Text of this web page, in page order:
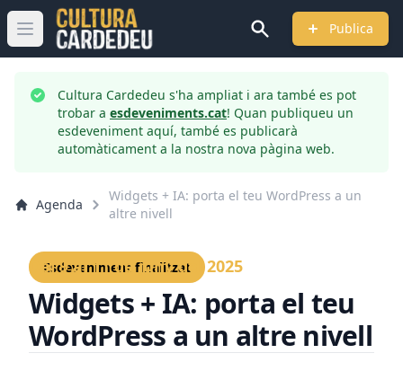
Obrir menú principal Publica
Cultura Cardedeu s'ha ampliat i ara també es pot
trobar a esdeveniments.cat! Quan publiqueu un
esdeveniment aquí, també es publicarà
automàticament a la nostra nova pàgina web.
Agenda
Widgets + IA: porta el teu WordPress a un
altre nivell
Esdeveniment finalitzat
Del 9 al 11 de juny del 2025
Widgets + IA: porta el teu
WordPress a un altre nivell